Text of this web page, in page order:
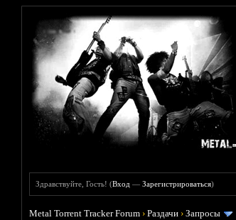
Здравствуйте, Гость! (Вход —Зарегистрироваться)
Metal Torrent Tracker Forum ›Раздачи ›Запросы